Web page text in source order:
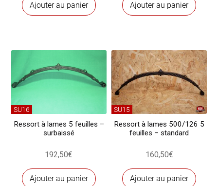
Ajouter au panier Ajouter au panier
SU16
Ressort à lames 5 feuilles –
surbaissé
192,50€
Ajouter au panier
SU15
Ressort à lames 500/126 5
feuilles – standard
160,50€
Ajouter au panier